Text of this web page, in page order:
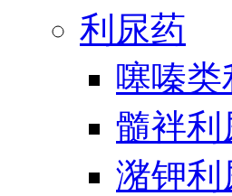
利尿药
噻嗪类
髓袢利
潴钾利